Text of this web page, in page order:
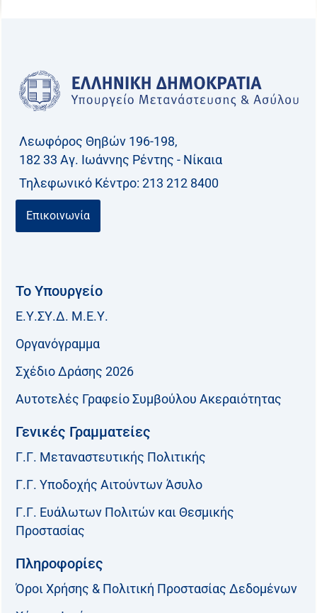
Λεωφόρος Θηβών 196-198,
182 33 Aγ. Ιωάννης Ρέντης - Νίκαια
Τηλεφωνικό Kέντρο: 213 212 8400
Επικοινωνία
Το Υπουργείο
Ε.Υ.ΣΥ.Δ. Μ.Ε.Υ.
Οργανόγραμμα
Σχέδιο Δράσης 2026
Αυτοτελές Γραφείο Συμβούλου Ακεραιότητας
Γενικές Γραμματείες
Γ.Γ. Μεταναστευτικής Πολιτικής
Γ.Γ. Υποδοχής Αιτούντων Άσυλο
Γ.Γ. Ευάλωτων Πολιτών και Θεσμικής
Προστασίας
Πληροφορίες
Όροι Χρήσης & Πολιτική Προστασίας Δεδομένων